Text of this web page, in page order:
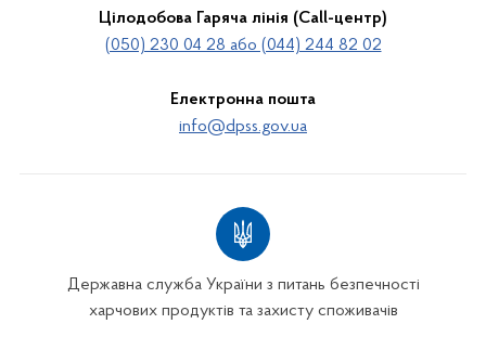
Цілодобова Гаряча лінія (Call-центр)
(050) 230 04 28 або (044) 244 82 02
Електронна пошта
info@dpss.gov.ua
Державна служба України з питань безпечності
харчових продуктів та захисту споживачів